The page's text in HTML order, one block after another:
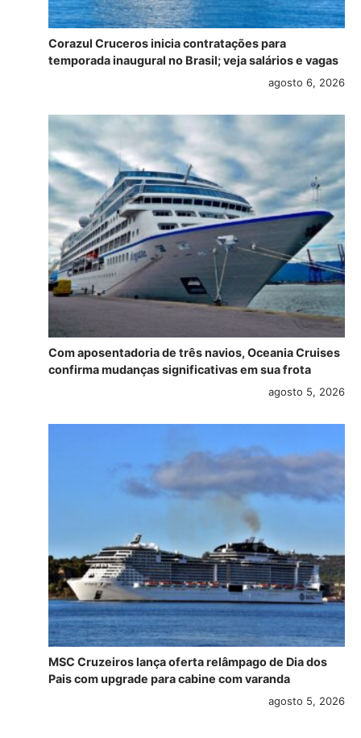
Corazul Cruceros inicia contratações para
temporada inaugural no Brasil; veja salários e vagas
agosto 6, 2026
Com aposentadoria de três navios, Oceania Cruises
confirma mudanças significativas em sua frota
agosto 5, 2026
MSC Cruzeiros lança oferta relâmpago de Dia dos
Pais com upgrade para cabine com varanda
agosto 5, 2026